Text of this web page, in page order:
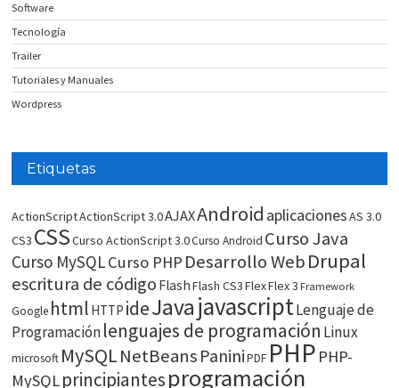
Software
Tecnología
Trailer
Tutoriales y Manuales
Wordpress
Etiquetas
ActionScriptActionScript 3.0AJAXAndroid aplicacionesAS 3.0
CS3 CSSCurso ActionScript 3.0Curso Android Curso Java
Curso MySQLCurso PHP Desarrollo WebDrupal
escritura de código FlashFlash CS3FlexFlex 3 Framework
Google html HTTP ideJavajavascriptLenguaje de
Programaciónlenguajes de programación Linux
microsoft MySQLNetBeans Panini PDF PHP PHP-
MySQLprincipiantesprogramación